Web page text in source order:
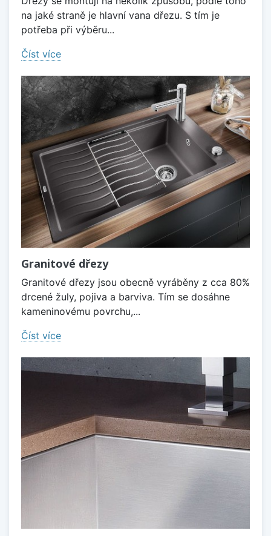
na jaké straně je hlavní vana dřezu. S tím je
potřeba při výběru...
Číst více
Granitové dřezy
Granitové dřezy jsou obecně vyráběny z cca 80%
drcené žuly, pojiva a barviva. Tím se dosáhne
kameninovému povrchu,...
Číst více